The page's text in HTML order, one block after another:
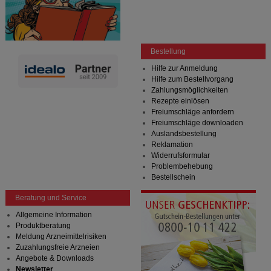
Bestellung
Hilfe zur Anmeldung
Hilfe zum Bestellvorgang
Zahlungsmöglichkeiten
Rezepte einlösen
Freiumschläge anfordern
Freiumschläge downloaden
Auslandsbestellung
Reklamation
Widerrufsformular
Problembehebung
Bestellschein
Beratung und Service
Allgemeine Information
Produktberatung
Meldung Arzneimittelrisiken
Zuzahlungsfreie Arzneien
Angebote & Downloads
Newsletter